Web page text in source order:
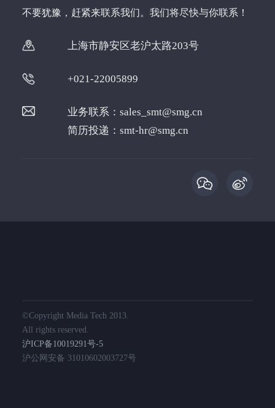
不要犹豫，赶紧来联系我们。我们将尽快与你联系！
上海市静安区老沪太路203号
+021-22005899
业务联系： sales_smt@smg.cn
简历投递： smt-hr@smg.cn
©️Copyright Media Tech 2013.
All rights reserved.
沪ICP备10019291号-5
沪公网安备 31010602003727号